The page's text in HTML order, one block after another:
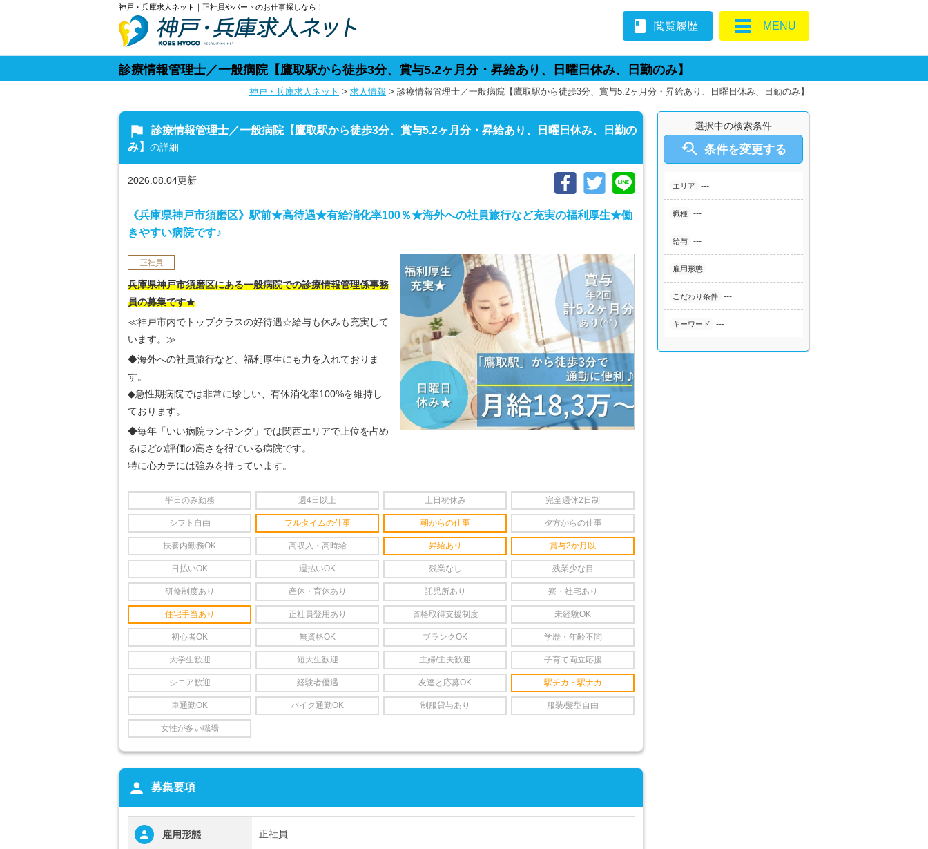
神戸・兵庫求人ネット｜正社員やパートのお仕事探しなら！
MENU
book 閲覧履歴
診療情報管理士／一般病院【鷹取駅から徒歩3分、賞与5.2ヶ月分・昇給あり、日曜日休み、日勤のみ】
神戸・兵庫求人ネット > 求人情報 > 診療情報管理士／一般病院【鷹取駅から徒歩3分、賞与5.2ヶ月分・昇給あり、日曜日休み、日勤のみ】
選択中の検索条件
 条件を変更する
エリア ---
職種 ---
給与 ---
雇用形態 ---
こだわり条件 ---
キーワード ---
flag
診療情報管理士／一般病院【鷹取駅から徒歩3分、賞与5.2ヶ月分・昇給あり、日曜日休み、日勤の
み】 の詳細
2026.08.04更新
《兵庫県神戸市須磨区》駅前★高待遇★有給消化率100％★海外への社員旅行など充実の福利厚生★働
きやすい病院です♪
正社員
兵庫県神戸市須磨区にある一般病院での診療情報管理係事務
員の募集です★
≪神戸市内でトップクラスの好待遇☆給与も休みも充実して
います。≫
◆海外への社員旅行など、福利厚生にも力を入れておりま
す。
◆急性期病院では非常に珍しい、有休消化率100%を維持し
ております。
◆毎年「いい病院ランキング」では関西エリアで上位を占め
るほどの評価の高さを得ている病院です。
特に心カテには強みを持っています。
平日のみ勤務 週4日以上 土日祝休み 完全週休2日制
シフト自由 フルタイムの仕事 朝からの仕事 夕方からの仕事
扶養内勤務OK 高収入・高時給 昇給あり 賞与2か月以
日払いOK 週払いOK 残業なし 残業少な目
研修制度あり 産休・育休あり 託児所あり 寮・社宅あり
住宅手当あり 正社員登用あり 資格取得支援制度 未経験OK
初心者OK 無資格OK ブランクOK 学歴・年齢不問
大学生歓迎 短大生歓迎 主婦/主夫歓迎 子育て両立応援
シニア歓迎 経験者優遇 友達と応募OK 駅チカ・駅ナカ
車通勤OK バイク通勤OK 制服貸与あり 服装/髪型自由
女性が多い職場
person 募集要項
雇用形態 正社員